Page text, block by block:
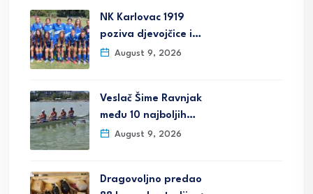
NK Karlovac 1919
poziva djevojčice i…
August 9, 2026
Veslač Šime Ravnjak
među 10 najboljih…
August 9, 2026
Dragovoljno predao